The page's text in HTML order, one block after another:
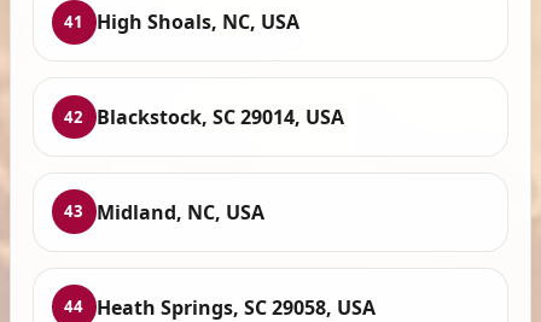
41 High Shoals, NC, USA
42 Blackstock, SC 29014, USA
43 Midland, NC, USA
44 Heath Springs, SC 29058, USA